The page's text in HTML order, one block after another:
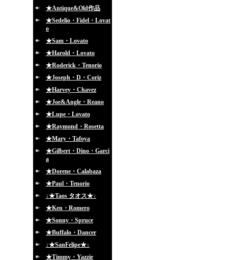
★Antique&Old作品
★Sedelio・Fidel・Lovat
o
★Sam・Lovato
★Harold・Lovato
★Roderick・Tenorio
★Joseph・D・Coriz
★Harvey・Chavez
★Joe&Angle・Reano
★Lupe・Lovato
★Raymond・Rosetta
★Mary・Tafoya
★Gilbert・Dino・Garci
a
★Dorene・Calabaza
★Paul・Tenorio
↓★Taos タオス★↓
★Ken・Romero
★Sonny・Spruce
★Buffalo・Dancer
↓★SanFelipe★↓
★Timmy・Yazzie